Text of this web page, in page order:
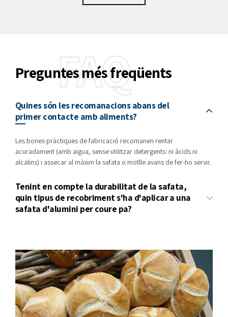
Preguntes més freqüents
FAQ
Quines són les recomanacions abans del
primer contacte amb aliments?
Les bones pràctiques de fabricació recomanen rentar
acuradament (amb aigua, sense utilitzar detergents: ni àcids ni
alcalins) i assecar al màxim la safata o motlle avans de fer-ho servir.
Tenint en compte la durabilitat de la safata,
quin tipus de recobriment s'ha d'aplicar a una
safata d'alumini per coure pa?
recobriment, sense danyar l’estructura de la safata.